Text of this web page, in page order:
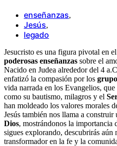
enseñanzas,
Jesús,
legado
Jesucristo es una figura pivotal en
poderosas enseñanzas sobre el
Nacido en Judea alrededor del 4
enfatizó la compasión por los
vida narrada en los Evangelios,
como su bautismo, milagros y el
han moldeado los valores morales
Jesús también nos llama a construir
Dios, mostrándonos la importancia
sigues explorando, descubrirás aún
transformador en la fe y la